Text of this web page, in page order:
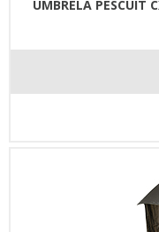
UMBRELA PESCUIT